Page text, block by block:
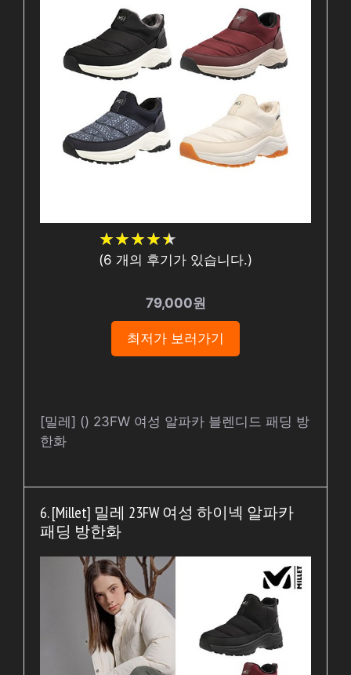
★★★★★
★★★★★
(6 개의 후기가 있습니다.)
79,000원
최저가 보러가기
[밀레] () 23FW 여성 알파카 블렌디드 패딩 방
한화
6. [Millet] 밀레 23FW 여성 하이넥 알파카
패딩 방한화